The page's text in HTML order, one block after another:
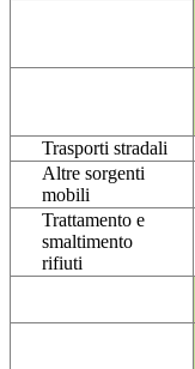
Trasporti stradali
Altre sorgenti
mobili
Trattamento e
smaltimento
rifiuti